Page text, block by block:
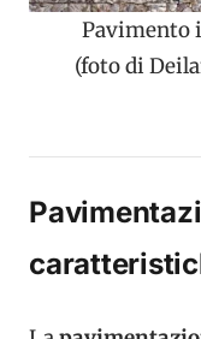
Pavimento
(foto di